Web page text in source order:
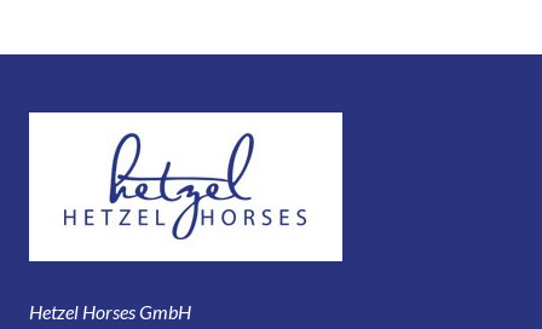
Hetzel Horses GmbH